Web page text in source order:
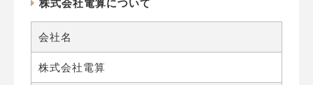
株式会社電算について
会社名
株式会社電算